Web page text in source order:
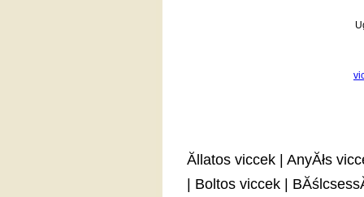
Ăllatos viccek
AnyĂłs
Boltos viccek